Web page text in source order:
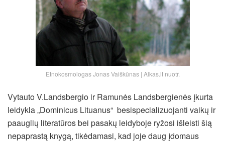
Etnokosmologas Jonas Vaiškūnas | Alkas.lt nuotr.
Vytauto V.Landsbergio ir Ramunės Landsbergienės įkurta
leidykla „Dominicus Lituanus“ besispecializuojanti vaikų ir
paauglių literatūros bei pasakų leidyboje ryžosi išleisti šią
nepaprastą knygą, tikėdamasi, kad joje daug įdomaus